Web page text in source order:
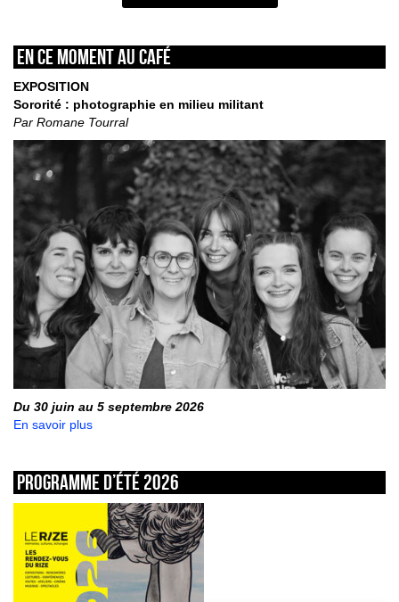
En ce moment au café
EXPOSITION
Sororité : photographie en milieu militant
Par Romane Tourral
Du 30 juin au 5 septembre 2026
En savoir plus
Programme d’été 2026